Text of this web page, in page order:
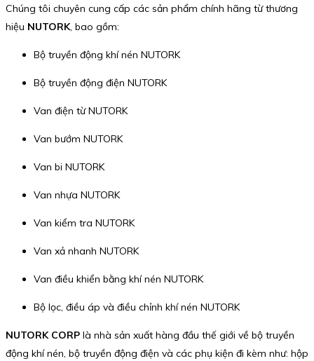
Chúng tôi chuyên cung cấp các sản phẩm chính hãng từ thương
hiệu NUTORK, bao gồm:
Bộ truyền động khí nén NUTORK
Bộ truyền động điện NUTORK
Van điện từ NUTORK
Van bướm NUTORK
Van bi NUTORK
Van nhựa NUTORK
Van kiểm tra NUTORK
Van xả nhanh NUTORK
Van điều khiển bằng khí nén NUTORK
Bộ lọc, điều áp và điều chỉnh khí nén NUTORK
NUTORK CORP là nhà sản xuất hàng đầu thế giới về bộ truyền
động khí nén, bộ truyền động điện và các phụ kiện đi kèm như: hộp